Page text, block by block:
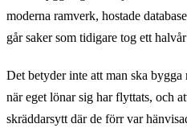
moderna ramverk, hostade
går saker som tidigare tog ett
Det betyder inte att man ska
när eget lönar sig har flyttats, och
skräddarsytt där de förr var